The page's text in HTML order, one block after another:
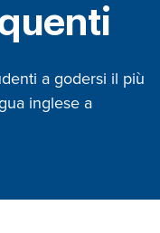
a godersi il più
inglese a